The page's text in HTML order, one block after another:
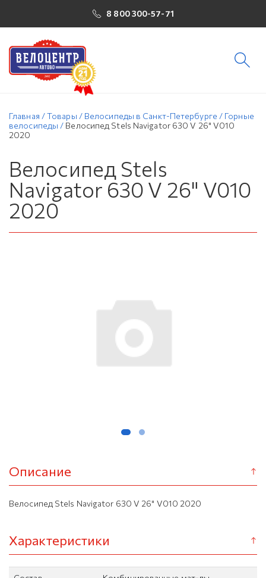
8 800 300-57-71
Главная /Товары / Велосипеды в Санкт-Петербурге / Горные
велосипеды / Велосипед Stels Navigator 630 V 26" V010
2020
Велосипед Stels
Navigator 630 V 26" V010
2020
Описание
Велосипед Stels Navigator 630 V 26" V010 2020
Характеристики